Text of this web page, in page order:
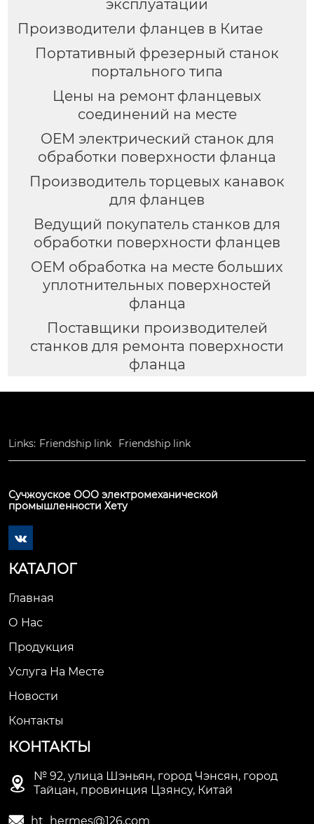
эксплуатации
Производители фланцев в Китае
Портативный фрезерный станок
портального типа
Цены на ремонт фланцевых
соединений на месте
OEM электрический станок для
обработки поверхности фланца
Производитель торцевых канавок
для фланцев
Ведущий покупатель станков для
обработки поверхности фланцев
OEM обработка на месте больших
уплотнительных поверхностей
фланца
Поставщики производителей
станков для ремонта поверхности
фланца
Links: Friendship link Friendship link
Сучжоуское ООО электромеханической
промышленности Хету

КАТАЛОГ
Главная
О Нас
Продукция
Услуга На Месте
Новости
Контакты
КОНТАКТЫ

№ 92, улица Шэньян, город Чэнсян, город
Тайцан, провинция Цзянсу, Китай
ht_hermes@126.com